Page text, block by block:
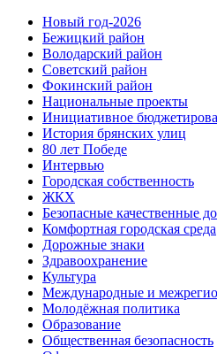
Новый год-2026
Бежицкий район
Володарский район
Советский район
Фокинский район
Национальные проекты
Инициативное
История брянских улиц
80 лет Победе
Интервью
Городская собственность
ЖКХ
Безопасные качественные
Комфортная городская среда
Дорожные знаки
Здравоохранение
Культура
Международные и
Молодёжная политика
Образование
Общественная безопасность